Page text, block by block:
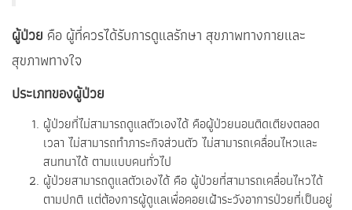
ผู้ป่วย คือ ผู้ที่ควรได้รับการดูแลรักษา สุขภาพทางกายและ
สุขภาพทางใจ
ประเภทของผู้ป่วย
ผู้ป่วยที่ไม่สามารถดูแลตัวเองได้ คือผู้ป่วยนอนติดเตียงตลอด
เวลา ไม่สามารถทำภาระกิจส่วนตัว ไม่สามารถเคลื่อนไหวและ
สนทนาได้ ตามแบบคนทั่วไป
ผู้ป่วยสามารถดูแลตัวเองได้ คือ ผู้ป่วยที่สามารถเคลื่อนไหวได้
ตามปกติ แต่ต้องการผู้ดูแลเพื่อคอยเฝ้าระวังอาการป่วยที่เป็นอยู่